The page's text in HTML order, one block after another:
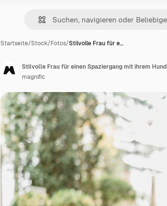
Startseite/Stock/Fotos/Stilvolle Frau für e…
Stilvolle Frau für einen Spaziergang mit ihrem Hund
magnific